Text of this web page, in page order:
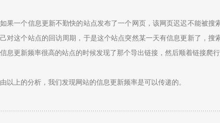
如果一个信息更新不勤快的站点发布了一个网页，该网页迟迟不能被
己对这个站点的回访周期，于是这个站点突然某一天有信息更新了，
信息更新频率很高的站点的时候发现了那个导出链接，然后顺着链接爬
由以上的分析，我们发现网站的信息更新频率是可以传递的。